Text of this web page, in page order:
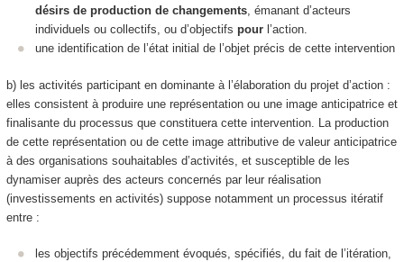
désirs de production de changements, émanant d’acteurs
individuels ou collectifs, ou d’objectifs pour l’action.
une identification de l’état initial de l’objet précis de cette intervention
b) les activités participant en dominante à l’élaboration du projet d’action:
elles consistent à produire une représentation ou une image anticipatrice et
finalisante du processus que constituera cette intervention. La production
de cette représentation ou de cette image attributive de valeur anticipatrice
à des organisations souhaitables d’activités , et susceptible de les
dynamiser auprès des acteurs concernés par leur réalisation
(investissements en activités)suppose notamment un processus itératif
entre :
les objectifs précédemment évoqués, spécifiés, du fait de l’itération,